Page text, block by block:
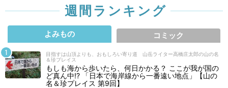
週間ランキング
よみもの コミック
目指すは山頂よりも、おもしろい寄り道 山岳ライター高橋庄太郎の山の名
＆珍プレイス
もしも海から歩いたら、何日かかる？ ここが我が国の
ど真ん中!? 「日本で海岸線から一番遠い地点」【山の
名＆珍プレイス 第9回】